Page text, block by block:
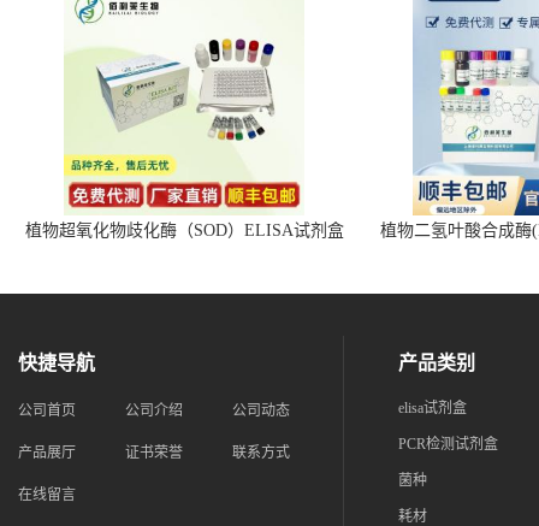
植物超氧化物歧化酶（SOD）ELISA试剂盒 植物二氢叶酸合成酶
快捷导航
公司首页 公司介绍 公司动态
产品展厅 证书荣誉 联系方式
在线留言
产品类别
elisa试剂盒
PCR检测试剂盒
菌种
耗材